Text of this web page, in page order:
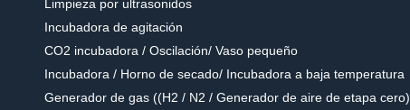
Limpieza por ultrasonidos
Incubadora de agitación
CO2 incubadora / Oscilación/ Vaso pequeño
Incubadora / Horno de secado/ Incubadora a baja temperatura
Generador de gas ((H2 / N2 / Generador de aire de etapa cero)